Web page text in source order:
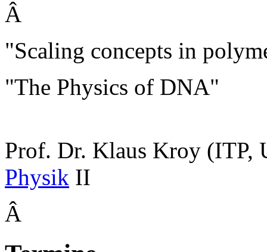
Â
"Scaling concepts in
"The Physics of DNA"
Prof. Dr. Klaus Kroy (ITP,
Physik II
Â